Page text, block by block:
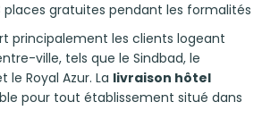
places gratuites pendant les formalités
principalement les clients logeant
ville, tels que le Sindbad, le
Royal Azur. La livraison hôtel
pour tout établissement situé dans